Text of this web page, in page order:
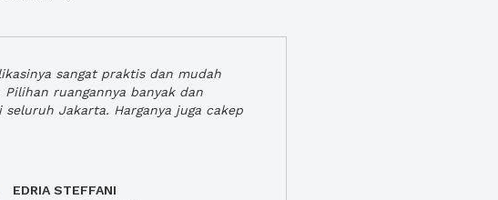
sangat praktis dan mudah
Pilihan ruangannya banyak dan
seluruh Jakarta. Harganya juga cakep
EDRIA STEFFANI